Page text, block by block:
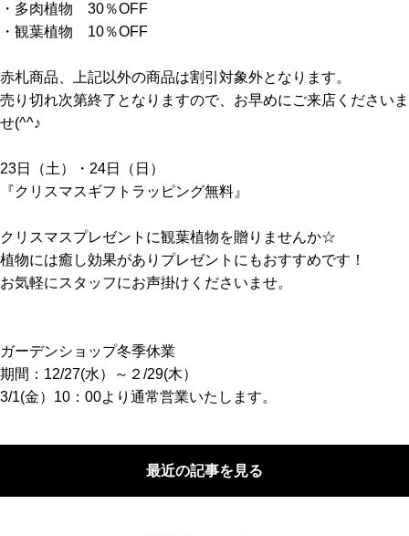
・多肉植物 30％OFF
・観葉植物 10％OFF
赤札商品、上記以外の商品は割引対象外となります。
売り切れ次第終了となりますので、お早めにご来店くださいま
せ(^^♪
23日（土）・24日（日）
『クリスマスギフトラッピング無料』
クリスマスプレゼントに観葉植物を贈りませんか☆
植物には癒し効果がありプレゼントにもおすすめです！
お気軽にスタッフにお声掛けくださいませ。
ガーデンショップ冬季休業
期間：12/27(水）～２/29(木）
3/1(金）10：00より通常営業いたします。
最近の記事を見る